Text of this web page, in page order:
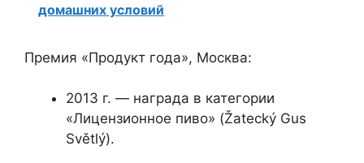
домашних условий
Премия «Продукт года», Москва:
2013 г. — награда в категории
«Лицензионное пиво» ​​(Žatecký Gus
Světlý).